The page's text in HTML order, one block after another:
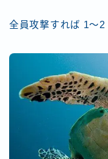
全員攻撃すれば 1～2